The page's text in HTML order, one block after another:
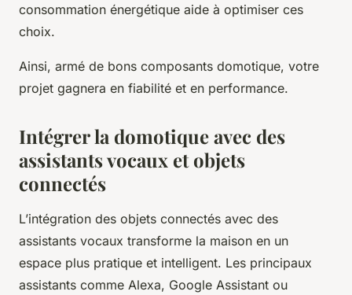
consommation énergétique aide à optimiser ces
choix.
Ainsi, armé de bons composants domotique, votre
projet gagnera en fiabilité et en performance.
Intégrer la domotique avec des
assistants vocaux et objets
connectés
L’intégration des objets connectés avec des
assistants vocaux transforme la maison en un
espace plus pratique et intelligent. Les principaux
assistants comme Alexa, Google Assistant ou